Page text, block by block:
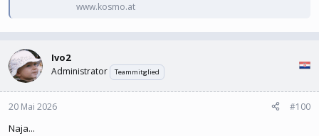
www.kosmo.at
Ivo2
Administrator Teammitglied
20 Mai 2026 #100
Naja...